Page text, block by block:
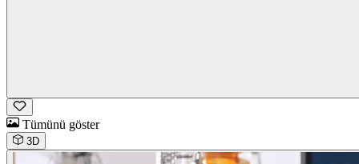
Tümünü göster
3D